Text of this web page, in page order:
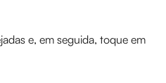
e, em seguida, toque em